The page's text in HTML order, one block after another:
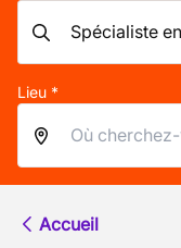
Lieu *
Accueil